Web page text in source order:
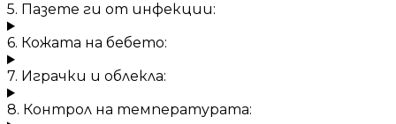
5. Пазете ги от инфекции:
6. Кожата на бебето:
7. Играчки и облекла:
8. Контрол на температурата: